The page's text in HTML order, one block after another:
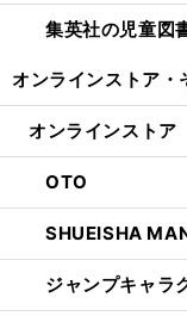
集英社の児童図
オンラインストア・
オンラインストア
OTO
SHUEISHA
ジャンプキャラ